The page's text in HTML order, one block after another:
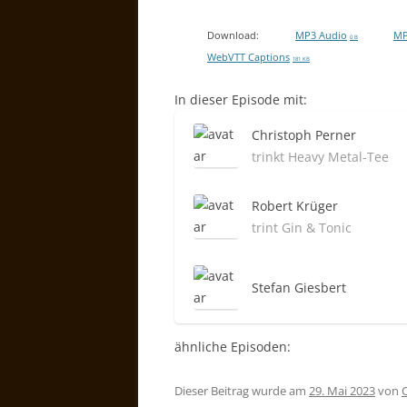
Download: MP3 Audio 0 B
WebVTT Captions 181 KB
In dieser Episode mit:
Christoph Perner
trinkt Heavy Metal-Tee
Robert Krüger
trint Gin & Tonic
Stefan Giesbert
ähnliche Episoden:
Dieser Beitrag wurde am 29. Mai 2023von